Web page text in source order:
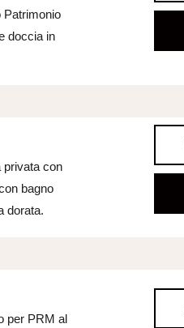
Patrimonio
doccia in
privata con
bagno
dorata.
per PRM al